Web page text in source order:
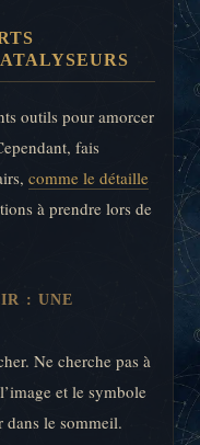
outils pour amorcer
fais
comme le détaille
à prendre lors de
: UNE
Ne cherche pas à
et le symbole
dans le sommeil.